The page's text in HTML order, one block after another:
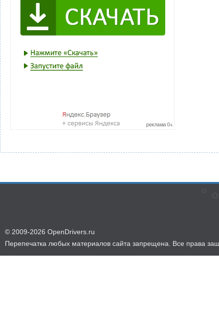
© 2009-2026 OpenDrivers.ru
Перепечатка любых материалов сайта запрещена. Все права